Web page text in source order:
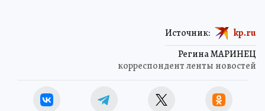
Регина МАРИНЕЦ
корреспондент ленты новостей
Источник: kp.ru